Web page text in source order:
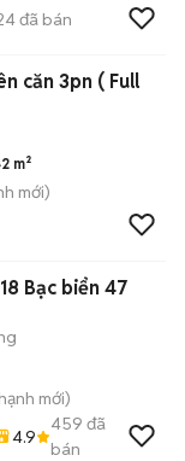
đã bán
căn 3pn ( Full
m²
mới)
Bạc biển 47
mới)
4.9
459 đã
bán